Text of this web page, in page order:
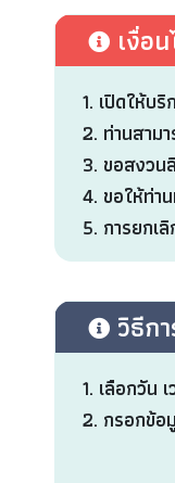
เงื่อ
1. เปิดให้บ
2. ท่านสาม
3. ขอสงวน
4. ขอให้ท่า
5. การยกเ
วิธีก
1. เลือกวัน
2. กรอกข้อ